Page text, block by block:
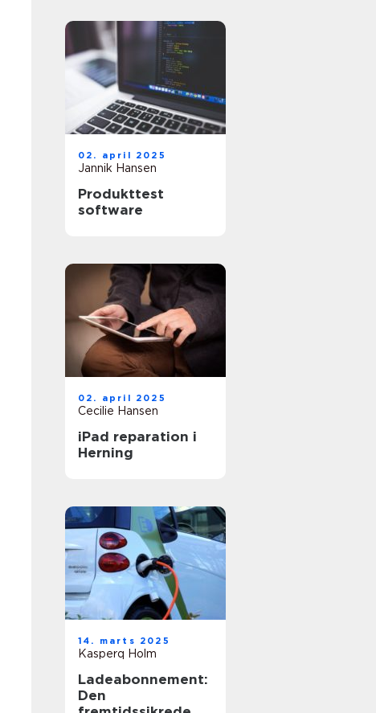
02. april 2025
Jannik Hansen
Produkttest
software
02. april 2025
Cecilie Hansen
iPad reparation i
Herning
14. marts 2025
Kasperq Holm
Ladeabonnement:
Den